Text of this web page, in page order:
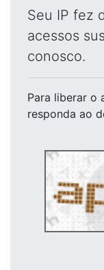
Seu IP fez
acessos
conosco.
Para liberar o
responda ao